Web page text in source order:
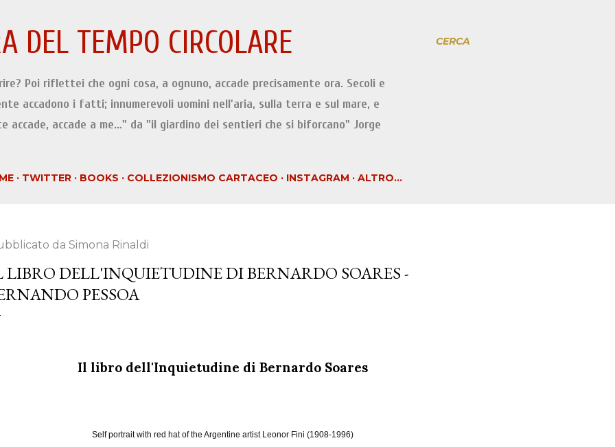
CERCA
DEL TEMPO CIRCOLARE
Poi riflettei che ogni cosa, a ognuno, accade precisamente ora. Secoli e
accadono i fatti; innumerevoli uomini nell'aria, sulla terra e sul mare, e
accade, accade a me…" da "il giardino dei sentieri che si biforcano" Jorge
TWITTER BOOKS COLLEZIONISMO CARTACEO INSTAGRAM ALTRO…
da Simona Rinaldi
LIBRO DELL'INQUIETUDINE DI BERNARDO SOARES -
PESSOA
Il libro dell'Inquietudine di Bernardo Soares
Self portrait with red hat of the Argentine artist Leonor Fini (1908-1996)